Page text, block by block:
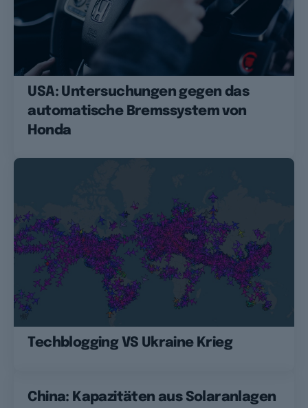
USA: Untersuchungen gegen das
automatische Bremssystem von
Honda
Techblogging VS Ukraine Krieg
China: Kapazitäten aus Solaranlagen